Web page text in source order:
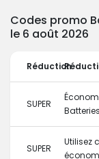
Codes promo
le 6 août 2026
Réduction
SUPER
SUPER
Utilisez